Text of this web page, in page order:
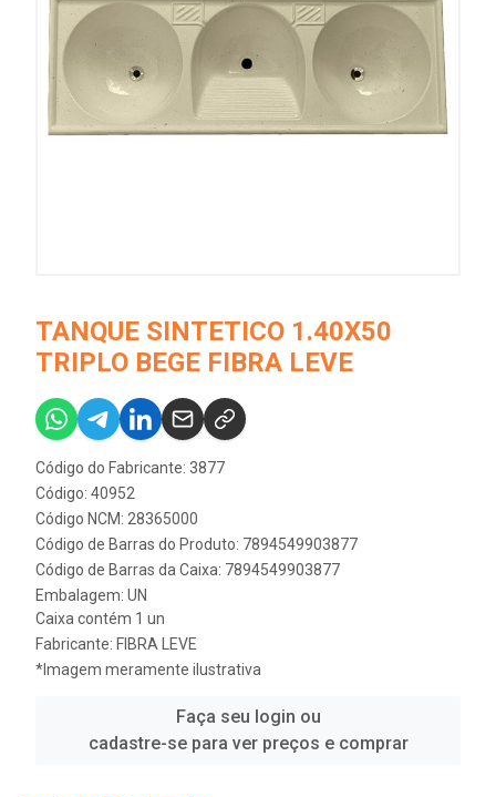
TANQUE SINTETICO 1.40X50
TRIPLO BEGE FIBRA LEVE
Código do Fabricante: 3877
Código: 40952
Código NCM: 28365000
Código de Barras do Produto: 7894549903877
Código de Barras da Caixa: 7894549903877
Embalagem: UN
Caixa contém 1 un
Fabricante: FIBRA LEVE
*Imagem meramente ilustrativa
Faça seu login ou
cadastre-se para ver preços e comprar